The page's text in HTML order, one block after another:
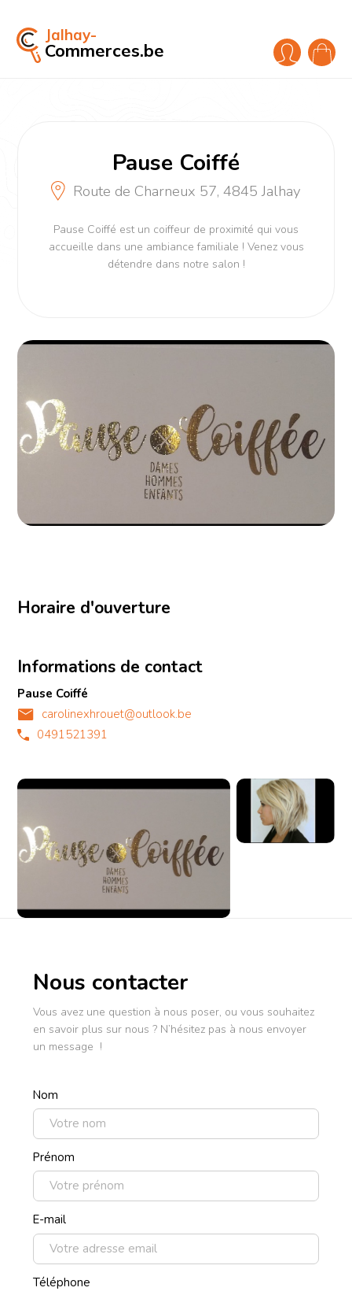
Jalhay-
Commerces.be
Pause Coiffé
Route de Charneux 57, 4845 Jalhay
Pause Coiffé est un coiffeur de proximité qui vous
accueille dans une ambiance familiale ! Venez vous
détendre dans notre salon !
Horaire d'ouverture
Informations de contact
Pause Coiffé
carolinexhrouet@outlook.be
0491521391
Nous contacter
Vous avez une question à nous poser, ou vous souhaitez
en savoir plus sur nous ? N’hésitez pas à nous envoyer
un message !
Nom
Prénom
E-mail
Téléphone